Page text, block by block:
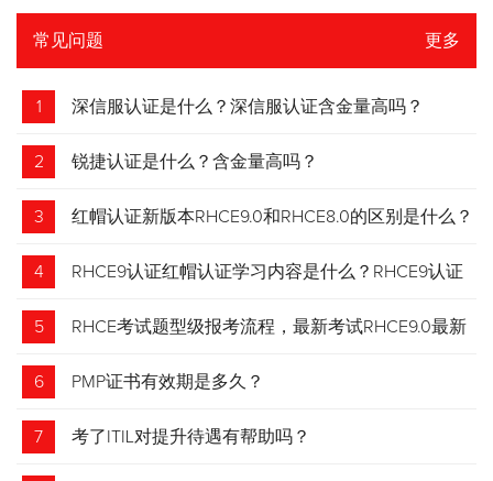
常见问题 更多
1 深信服认证是什么？深信服认证含金量高吗？
2 锐捷认证是什么？含金量高吗？
3 红帽认证新版本RHCE9.0和RHCE8.0的区别是什么？
4 RHCE9认证红帽认证学习内容是什么？RHCE9认证
介绍
5 RHCE考试题型级报考流程，最新考试RHCE9.0最新
考试 变化请悉知
6 PMP证书有效期是多久？
7 考了ITIL对提升待遇有帮助吗？